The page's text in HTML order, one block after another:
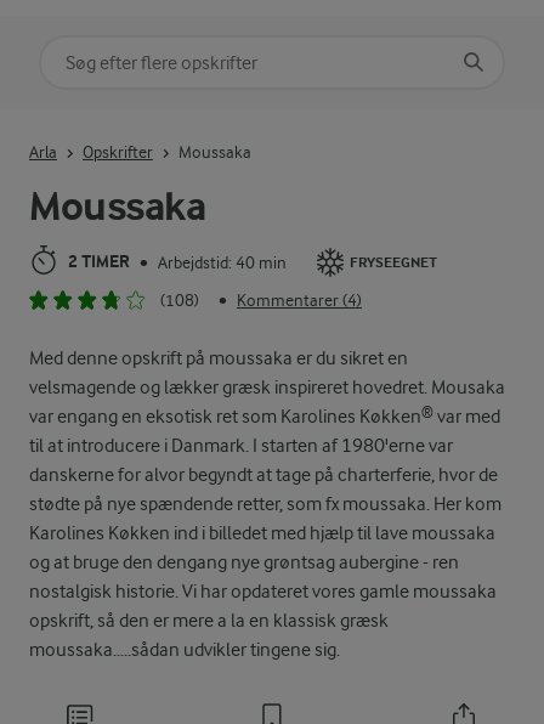
Moussaka
2 TIMER • Arbejdstid: 40 min FRYSEEGNET
(108) • Kommentarer (4)
Med denne opskrift på moussaka er du sikret en
velsmagende og lækker græsk inspireret hovedret. Mousaka
var engang en eksotisk ret som Karolines Køkken® var med
til at introducere i Danmark. I starten af 1980'erne var
danskerne for alvor begyndt at tage på charterferie, hvor de
stødte på nye spændende retter, som fx moussaka. Her kom
Karolines Køkken ind i billedet med hjælp til lave moussaka
og at bruge den dengang nye grøntsag aubergine - ren
nostalgisk historie. Vi har opdateret vores gamle moussaka
opskrift, så den er mere a la en klassisk græsk
moussaka.....sådan udvikler tingene sig.
Arla Opskrifter Moussaka
Søg på kategori